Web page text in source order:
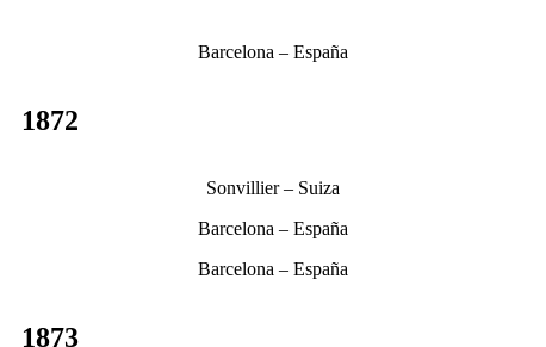
Barcelona – España
1872
Sonvillier – Suiza
Barcelona – España
Barcelona – España
1873